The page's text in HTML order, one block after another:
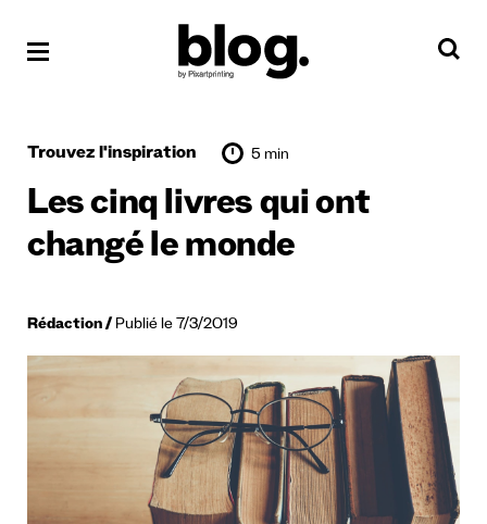
Trouvez l'inspiration 5 min
Les cinq livres qui ont
changé le monde
Rédaction Publié le 7/3/2019